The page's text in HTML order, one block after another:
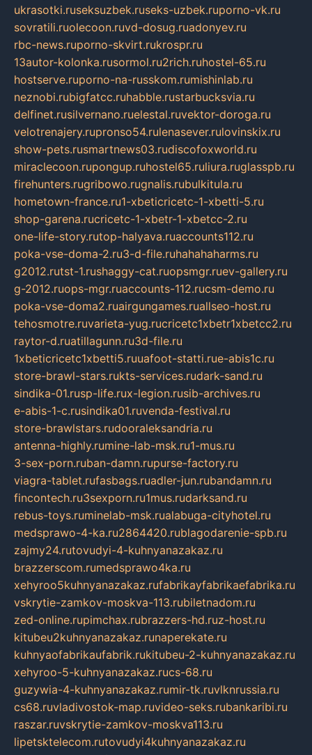
ukrasotki.ruseksuzbek.ruseks-uzbek.ruporno-vk.ru
sovratili.ruolecoon.ruvd-dosug.ruadonyev.ru
rbc-news.ruporno-skvirt.rukrospr.ru
13autor-kolonka.rusormol.ru2rich.ruhostel-65.ru
hostserve.ruporno-na-russkom.rumishinlab.ru
neznobi.rubigfatcc.ruhabble.rustarbucksvia.ru
delfinet.rusilvernano.ruelestal.ruvektor-doroga.ru
velotrenajery.rupronso54.rulenasever.rulovinskix.ru
show-pets.rusmartnews03.rudiscofoxworld.ru
miraclecoon.rupongup.ruhostel65.ruliura.ruglasspb.ru
firehunters.rugribowo.rugnalis.rubulkitula.ru
hometown-france.ru1-xbeticricetc-1-xbetti-5.ru
shop-garena.rucricetc-1-xbetr-1-xbetcc-2.ru
one-life-story.rutop-halyava.ruaccounts112.ru
poka-vse-doma-2.ru3-d-file.ruhahahaharms.ru
g2012.rutst-1.rushaggy-cat.ruopsmgr.ruev-gallery.ru
g-2012.ruops-mgr.ruaccounts-112.rucsm-demo.ru
poka-vse-doma2.ruairgungames.ruallseo-host.ru
tehosmotre.ruvarieta-yug.rucricetc1xbetr1xbetcc2.ru
raytor-d.ruatillagunn.ru3d-file.ru
1xbeticricetc1xbetti5.ruuafoot-statti.rue-abis1c.ru
store-brawl-stars.rukts-services.rudark-sand.ru
sindika-01.rusp-life.rux-legion.rusib-archives.ru
e-abis-1-c.rusindika01.ruvenda-festival.ru
store-brawlstars.rudooraleksandria.ru
antenna-highly.rumine-lab-msk.ru1-mus.ru
3-sex-porn.ruban-damn.rupurse-factory.ru
viagra-tablet.rufasbags.ruadler-jun.rubandamn.ru
fincontech.ru3sexporn.ru1mus.rudarksand.ru
rebus-toys.ruminelab-msk.rualabuga-cityhotel.ru
medsprawo-4-ka.ru2864420.rublagodarenie-spb.ru
zajmy24.rutovudyi-4-kuhnyanazakaz.ru
brazzerscom.rumedsprawo4ka.ru
xehyroo5kuhnyanazakaz.rufabrikayfabrikaefabrika.ru
vskrytie-zamkov-moskva-113.rubiletnadom.ru
zed-online.rupimchax.rubrazzers-hd.ruz-host.ru
kitubeu2kuhnyanazakaz.runaperekate.ru
kuhnyaofabrikaufabrik.rukitubeu-2-kuhnyanazakaz.ru
xehyroo-5-kuhnyanazakaz.rucs-68.ru
guzywia-4-kuhnyanazakaz.rumir-tk.ruvlknrussia.ru
cs68.ruvladivostok-map.ruvideo-seks.rubankaribi.ru
raszar.ruvskrytie-zamkov-moskva113.ru
lipetsktelecom.rutovudyi4kuhnyanazakaz.ru